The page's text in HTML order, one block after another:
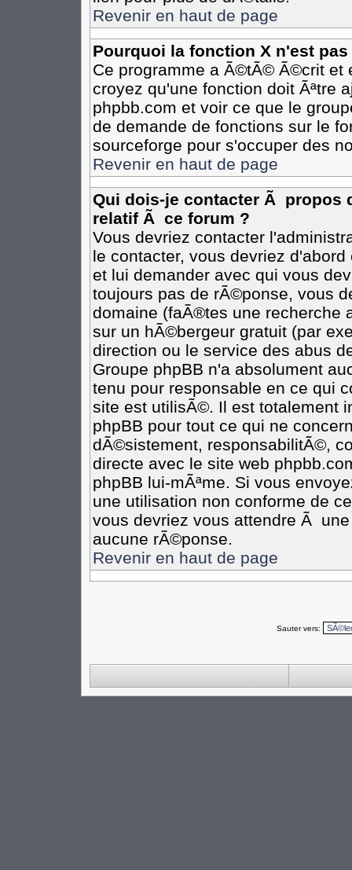
Revenir en haut de page
Pourquoi la fonction X n'est
Ce programme a Ã©tÃ© Ã©crit et
croyez qu'une fonction doit Ãªtre
phpbb.com et voir ce que le
de demande de fonctions sur le
sourceforge pour s'occuper des
Revenir en haut de page
Qui dois-je contacter Ã propos
relatif Ã ce forum ?
Vous devriez contacter
le contacter, vous devriez
et lui demander avec qui vous
toujours pas de rÃ©ponse, vous
domaine (faÃ®tes une recherche
sur un hÃ©bergeur gratuit (par
direction ou le service des abus
Groupe phpBB n'a absolument
tenu pour responsable en ce qui
site est utilisÃ©. Il est totalement
phpBB pour tout ce qui ne
dÃ©sistement, responsabilitÃ©,
directe avec le site web
phpBB lui-mÃªme. Si vous
une utilisation non conforme de
vous devriez vous attendre Ã
aucune rÃ©ponse.
Revenir en haut de page
Sauter vers: